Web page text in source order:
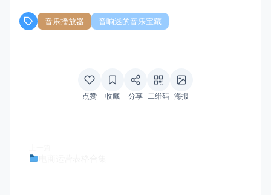
音乐播放器 音响迷的音乐宝藏
点赞 收藏 分享 二维码 海报